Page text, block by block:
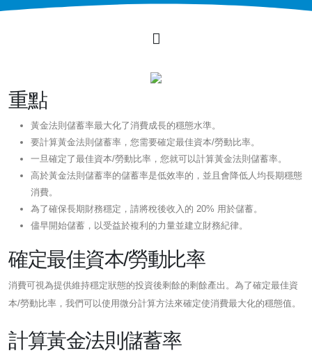
重點
黃金法則儲蓄率最大化了消費成長的穩態水準。
要計算黃金法則儲蓄率，您需要確定最佳資本/勞動比率。
一旦確定了最佳資本/勞動比率，您就可以計算黃金法則儲蓄率。
高於黃金法則儲蓄率的儲蓄率是低效率的，並且會降低人均長期穩態
消費。
為了確保長期財務穩定，請將稅後收入的 20% 用於儲蓄。
儘早開始儲蓄，以受益於複利的力量並建立財務紀律。
確定最佳資本/勞動比率
消費可視為提供維持穩定狀態的投資後剩餘的剩餘產出。為了確定最佳資
本/勞動比率，我們可以使用微分計算方法來確定使消費最大化的穩態值。
計算黃金法則儲蓄率